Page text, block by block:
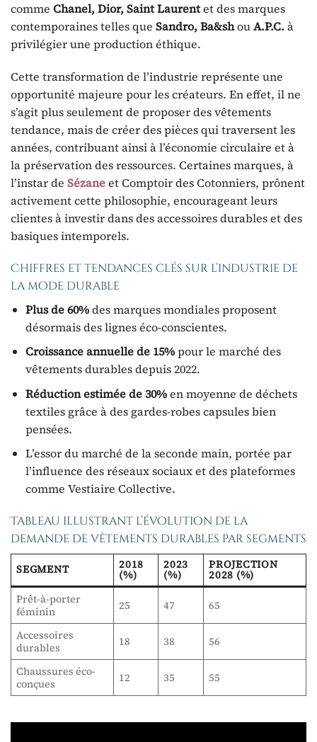
comme Chanel, Dior, Saint Laurentet des marques
contemporaines telles que Sandro, Ba&shouA.P.C.à
privilégier une production éthique.
Cette transformation de l’industrie représente une
opportunité majeure pour les créateurs. En effet, il ne
s’agit plus seulement de proposer des vêtements
tendance, mais de créer des pièces qui traversent les
années, contribuant ainsi à l’économie circulaire et à
la préservation des ressources. Certaines marques, à
l’instar de Sézaneet Comptoir des Cotonniers, prônent
activement cette philosophie, encourageant leurs
clientes à investir dans des accessoires durables et des
basiques intemporels.
Chiffres et tendances clés sur l’industrie de
la mode durable
Plus de 60%des marques mondiales proposent
désormais des lignes éco-conscientes.
Croissance annuelle de 15%pour le marché des
vêtements durables depuis 2022.
Réduction estimée de 30%en moyenne de déchets
textiles grâce à des gardes-robes capsules bien
pensées.
L’essor du marché de la seconde main, portée par
l’influence des réseaux sociaux et des plateformes
comme Vestiaire Collective.
Tableau illustrant l’évolution de la
demande de vêtements durables par segments
SEGMENT 2018
(%)
2023
(%)
PROJECTION
2028 (%)
Prêt-à-porter
féminin
25 47 65
Accessoires
durables
18 38 56
Chaussures éco-
conçues
12 35 55